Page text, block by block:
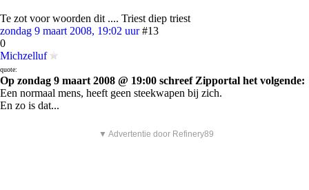
Te zot voor woorden dit .... Triest diep triest
zondag 9 maart 2008, 19:02 uur #13
0
Michzelluf
quote:
Op zondag 9 maart 2008 @ 19:00 schreef Zipportal het volgende:
Een normaal mens, heeft geen steekwapen bij zich.
En zo is dat...
▼ Advertentie door Refinery89